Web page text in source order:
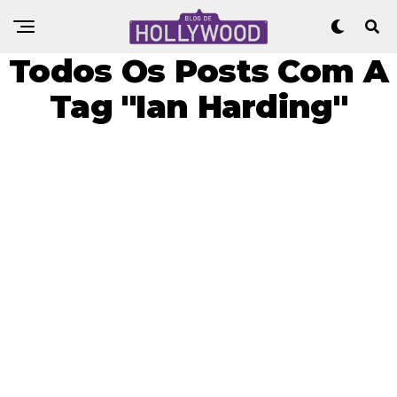
Todos Os Posts Com A
Tag "Ian Harding"